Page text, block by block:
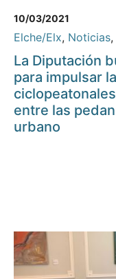
10/03/2021
Elche/Elx, Noticias,
La Diputación
para impulsar
entre las
urbano